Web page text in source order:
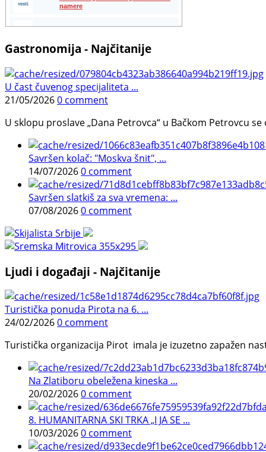
Gastronomija - Najčitanije
U čast čuvenog specijaliteta ...
21/05/20260 comment
U sklopu proslave „Dana Petrovca“ u Bačkom Petrovcu
Savršen kolač: "Moskva šnit", ...
14/07/20260 comment
Savršen slatkiš za sva vremena: ...
07/08/20260 comment
Ljudi i događaji - Najčitanije
Turistička ponuda Pirota na 6. ...
24/02/20260 comment
Turistička organizacija Pirot imala je izuzetno zapažen
Na Zlatiboru obeležena kineska ...
20/02/20260 comment
8. HUMANITARNA SKI TRKA „I JA SE ...
10/03/20260 comment